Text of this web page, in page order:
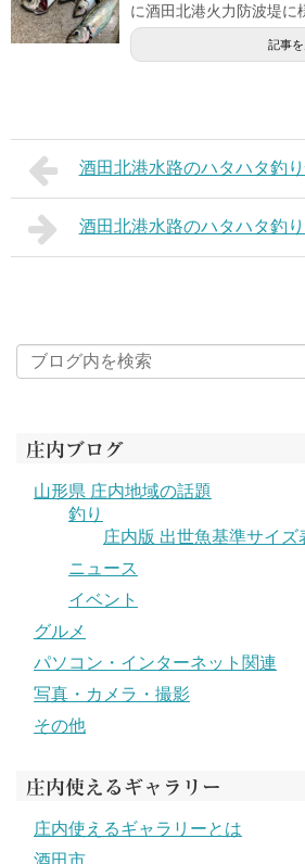
に酒田北港火力防波堤に
記事
酒田北港水路のハタハタ釣り
酒田北港水路のハタハタ釣
庄内ブログ
山形県 庄内地域の話題
釣り
庄内版 出世魚基準サイズ
ニュース
イベント
グルメ
パソコン・インターネット関連
写真・カメラ・撮影
その他
庄内使えるギャラリー
庄内使えるギャラリーとは
酒田市